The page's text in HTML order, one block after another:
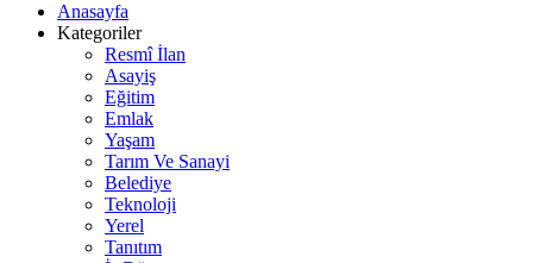
Anasayfa
Kategoriler
Resmî İlan
Asayiş
Eğitim
Emlak
Yaşam
Tarım Ve Sanayi
Belediye
Teknoloji
Yerel
Tanıtım